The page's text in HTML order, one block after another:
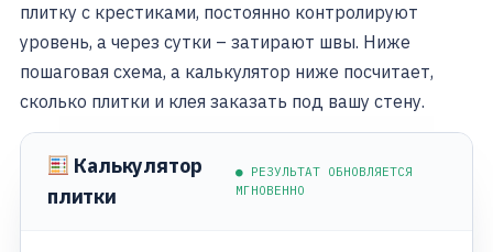
плитку с крестиками, постоянно контролируют
уровень, а через сутки – затирают швы. Ниже
пошаговая схема, а калькулятор ниже посчитает,
сколько плитки и клея заказать под вашу стену.
Калькулятор
плитки
● РЕЗУЛЬТАТ ОБНОВЛЯЕТСЯ
МГНОВЕННО